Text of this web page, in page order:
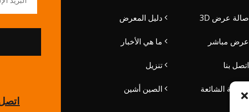
صالة عرض 3D دليل المعرض
عرض مباشر ما هي الأخبار
اتصل بنا تنزيل
الأسئلة الشائعة الصين أشين